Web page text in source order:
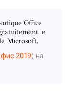
Office
le
Microsoft.
2019) на